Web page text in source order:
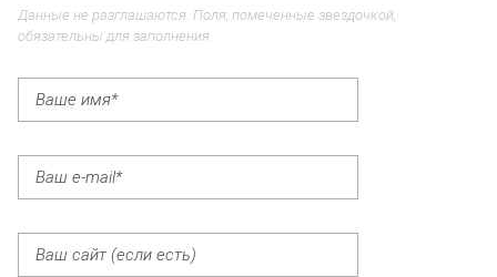
Данные не разглашаются. Поля, помеченные звездочкой,
обязательны для заполнения